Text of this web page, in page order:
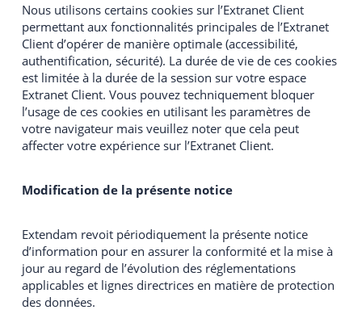
Nous utilisons certains cookies sur l’Extranet Client
permettant aux fonctionnalités principales de l’Extranet
Client d’opérer de manière optimale (accessibilité,
authentification, sécurité). La durée de vie de ces cookies
est limitée à la durée de la session sur votre espace
Extranet Client. Vous pouvez techniquement bloquer
l’usage de ces cookies en utilisant les paramètres de
votre navigateur mais veuillez noter que cela peut
affecter votre expérience sur l’Extranet Client.
Modification de la présente notice
Extendam revoit périodiquement la présente notice
d’information pour en assurer la conformité et la mise à
jour au regard de l’évolution des réglementations
applicables et lignes directrices en matière de protection
des données.